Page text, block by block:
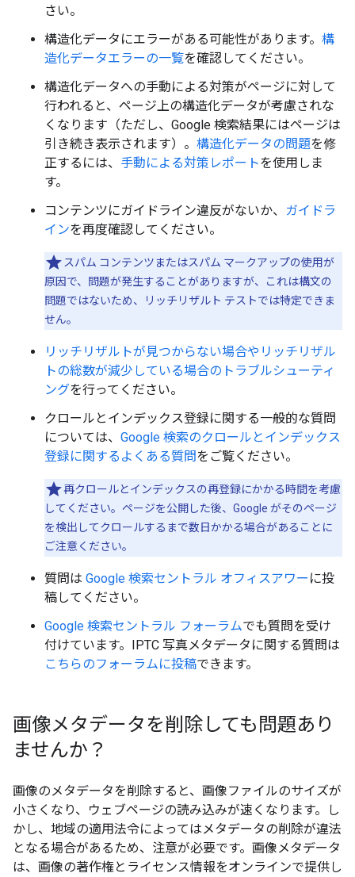
さい。
構造化データにエラーがある可能性があります。 構
造化データエラーの一覧を確認してください。
構造化データへの手動による対策がページに対して
行われると、ページ上の構造化データが考慮されな
くなります（ただし、Google 検索結果にはページは
引き続き表示されます）。 構造化データの問題を修
正するには、 手動による対策レポートを使用しま
す。
コンテンツにガイドライン違反がないか、
ガイドラ
インを再度確認してください。
スパム コンテンツまたはスパム マークアップの使用が
原因で、問題が発生することがありますが、これは構文の
問題ではないため、リッチリザルト テストでは特定できま
せん。
リッチリザルトが見つからない場合やリッチリザル
トの総数が減少している場合のトラブルシューティ
ングを行ってください。
クロールとインデックス登録に関する一般的な質問
については、 Google 検索のクロールとインデックス
登録に関するよくある質問をご覧ください。
再クロールとインデックスの再登録にかかる時間を考慮
してください。ページを公開した後、Google がそのページ
を検出してクロールするまで数日かかる場合があることに
ご注意ください。
質問は Google 検索セントラル オフィスアワー に投
稿してください。
Google 検索セントラル フォーラムでも質問を受け
付けています。IPTC 写真メタデータに関する質問は
こちらのフォーラムに投稿できます。
画像メタデータを削除しても問題あり
ませんか？
画像のメタデータを削除すると、画像ファイルのサイズが
小さくなり、ウェブページの読み込みが速くなります。し
かし、地域の適用法令によってはメタデータの削除が違法
となる場合があるため、注意が必要です。画像メタデータ
は、画像の著作権とライセンス情報をオンラインで提供し